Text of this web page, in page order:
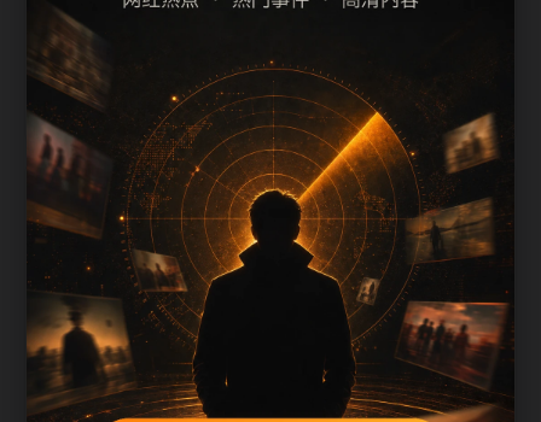
页面保留清晰的栏目路径、站内推荐和 sitemap 入
口，方便继续浏览同主题内容。
内容归集说明
2026明星丑闻黑料实时更新会按栏目持续补充新内
容，标题、description、正文摘要和图片说明保持同
一主题，避免无关词堆砌。
后续采集或 AI 生成内容时，每篇应不少于 650 字，